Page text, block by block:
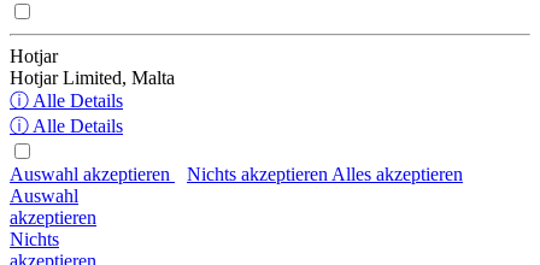
Hotjar
Hotjar Limited, Malta
ⓘ Alle Details
ⓘ Alle Details
Auswahl akzeptieren Nichts akzeptieren Alles akzeptieren
Auswahl
akzeptieren
Nichts
akzeptieren